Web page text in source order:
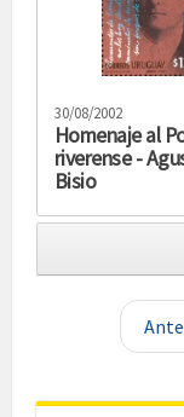
30/08/2002
Homenaje al
riverense -
Bisio